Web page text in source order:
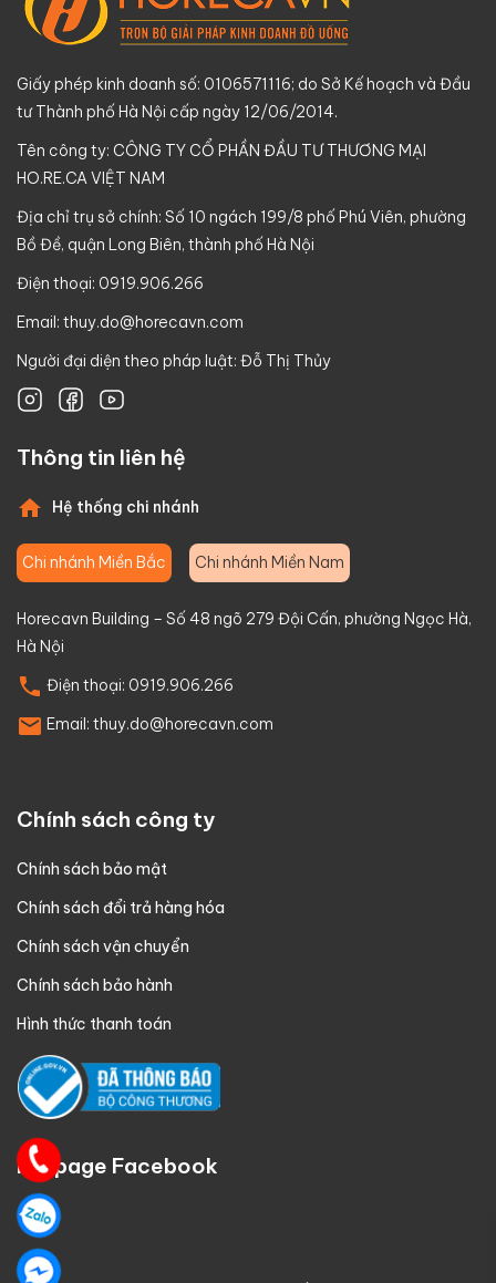
Giấy phép kinh doanh số: 0106571116; do Sở Kế hoạch và Đầu
tư Thành phố Hà Nội cấp ngày 12/06/2014.
Tên công ty: CÔNG TY CỔ PHẦN ĐẦU TƯ THƯƠNG MẠI
HO.RE.CA VIỆT NAM
Địa chỉ trụ sở chính: Số 10 ngách 199/8 phố Phú Viên, phường
Bồ Đề, quận Long Biên, thành phố Hà Nội
Điện thoại: 0919.906.266
Email: thuy.do@horecavn.com
Người đại diện theo pháp luật: Đỗ Thị Thủy
Thông tin liên hệ
Hệ thống chi nhánh
Chi nhánh Miền Bắc Chi nhánh Miền Nam
Horecavn Building – Số 48 ngõ 279 Đội Cấn, phường Ngọc Hà,
Hà Nội
Điện thoại: 0919.906.266
Email: thuy.do@horecavn.com
Chính sách công ty
Chính sách bảo mật
Chính sách đổi trả hàng hóa
Chính sách vận chuyển
Chính sách bảo hành
Hình thức thanh toán
Fanpage Facebook